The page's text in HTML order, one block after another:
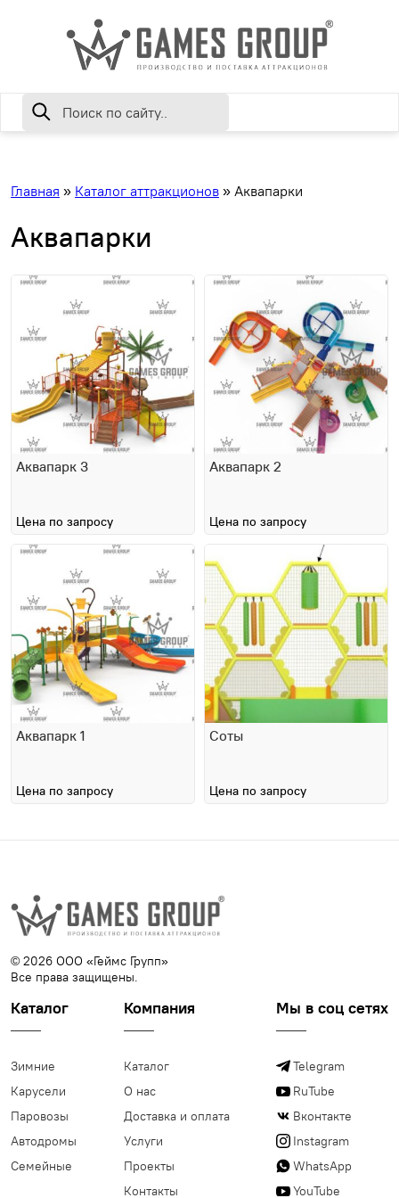
Главная » Каталог аттракционов » Аквапарки
Аквапарки
Аквапарк 3
Цена по запросу
Аквапарк 2
Цена по запросу
Аквапарк 1
Цена по запросу
Соты
Цена по запросу
© 2026 ООО «Геймс Групп»
Все права защищены.
Каталог
Зимние
Карусели
Паровозы
Автодромы
Семейные
Компания
Каталог
О нас
Доставка и оплата
Услуги
Проекты
Контакты
Мы в соц сетях
Telegram
RuTube
Вконтакте
Instagram
WhatsApp
YouTube